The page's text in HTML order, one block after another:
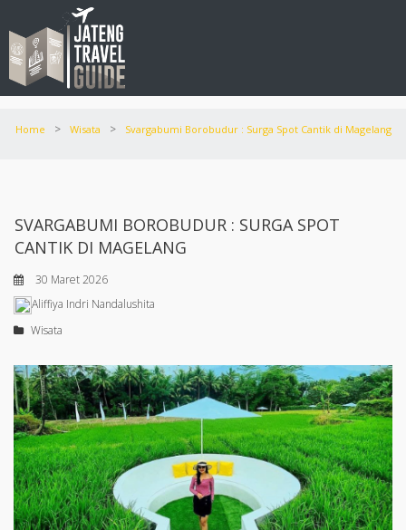
Home > Wisata > Svargabumi Borobudur : Surga Spot Cantik di Magelang
SVARGABUMI BOROBUDUR : SURGA SPOT
CANTIK DI MAGELANG
30 Maret 2026
Aliffiya Indri Nandalushita
Wisata